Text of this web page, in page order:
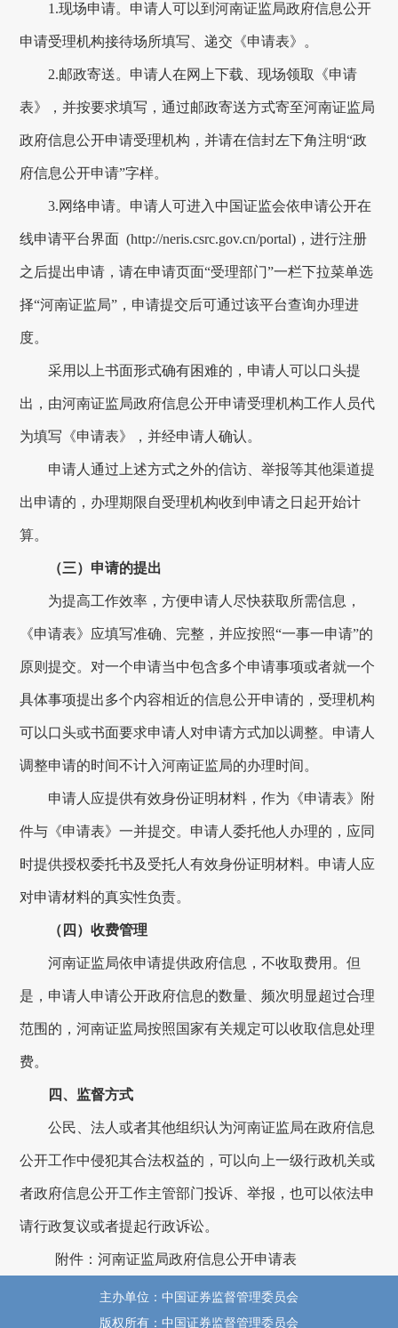
1.现场申请。申请人可以到河南证监局政府信息公开
申请受理机构接待场所填写、递交《申请表》。
2.邮政寄送。申请人在网上下载、现场领取《申请
表》，并按要求填写，通过邮政寄送方式寄至河南证监局
政府信息公开申请受理机构，并请在信封左下角注明“政
府信息公开申请”字样。
3.网络申请。申请人可进入 中国证监会依申请公开在
线申请平台界面(http://neris.csrc.gov.cn/portal) ，进行注册
之后提出申请，请在申请页面“受理部门”一栏下拉菜单选
择“河南证监局”，申请提交后可通过该平台查询办理进
度。
采用以上书面形式确有困难的，申请人可以口头提
出，由河南证监局政府信息公开申请受理机构工作人员代
为填写《申请表》，并经申请人确认。
申请人通过上述方式之外的信访、举报等其他渠道提
出申请的，办理期限自受理机构收到申请之日起开始计
算。
（三）申请的提出
为提高工作效率，方便申请人尽快获取所需信息，
《申请表》应填写准确、完整，并应按照“一事一申请”的
原则提交。对一个申请当中包含多个申请事项或者就一个
具体事项提出多个内容相近的信息公开申请的，受理机构
可以口头或书面要求申请人对申请方式加以调整。申请人
调整申请的时间不计入河南证监局的办理时间。
申请人应提供有效身份证明材料，作为《申请表》附
件与《申请表》一并提交。申请人委托他人办理的，应同
时提供授权委托书及受托人有效身份证明材料。申请人应
对申请材料的真实性负责。
（四）收费管理
河南证监局依申请提供政府信息，不收取费用。但
是，申请人申请公开政府信息的数量 、频次明显超过合理
范围的，河南证监局按照国家有关规定可以收取信息处理
费。
四、监督方式
公民、法人或者其他组织认为河南证监局在政府信息
公开工作中侵犯其合法权益的，可以向上一级行政机关或
者政府信息公开工作主管部门投诉、举报，也可以依法申
请行政复议或者提起行政诉讼。
附件：河南证监局政府信息公开申请表
主办单位：中国证券监督管理委员会
版权所有：中国证券监督管理委员会